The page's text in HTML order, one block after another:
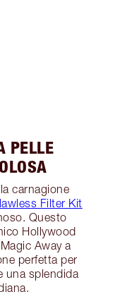
PELLE
carnagione
Filter Kit
Questo
Hollywood
Away a
perfetta per
una splendida